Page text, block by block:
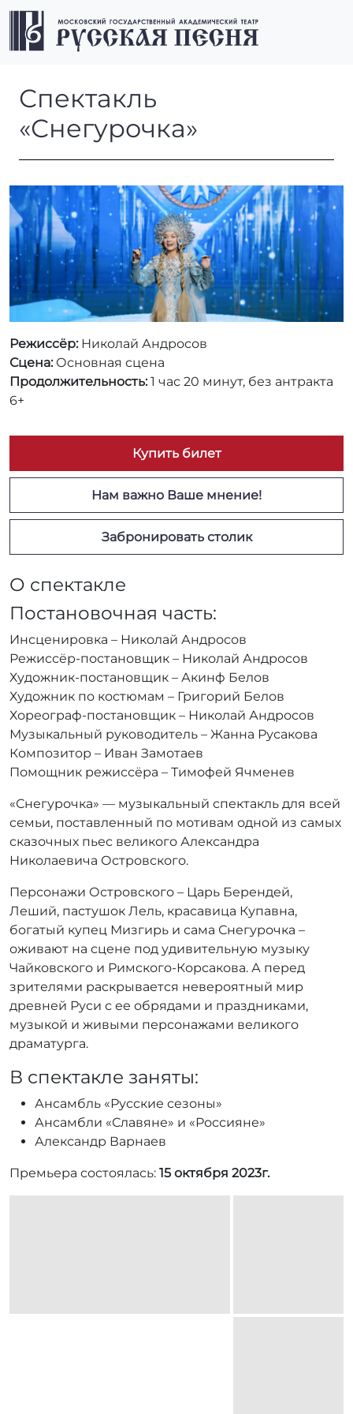
Перейти к содержимому
Перейти к футеру
Спектакль «Снегурочка»
Спектакль
«Снегурочка»
Режиссёр:Николай Андросов
Сцена:Основная сцена
Продолжительность:1 час 20 минут, без антракта
6+
Купить билет
Нам важно Ваше мнение!
Забронировать столик
О спектакле
Постановочная часть:
Инсценировка – Николай Андросов
Режиссёр-постановщик – Николай Андросов
Художник-постановщик – Акинф Белов
Художник по костюмам – Григорий Белов
Хореограф-постановщик – Николай Андросов
Музыкальный руководитель – Жанна Русакова
Композитор – Иван Замотаев
Помощник режиссёра – Тимофей Ячменев
«Снегурочка» — музыкальный спектакль для всей
семьи, поставленный по мотивам одной из самых
сказочных пьес великого Александра
Николаевича Островского.
Персонажи Островского – Царь Берендей,
Леший, пастушок Лель, красавица Купавна,
богатый купец Мизгирь и сама Снегурочка –
оживают на сцене под удивительную музыку
Чайковского и Римского-Корсакова. А перед
зрителями раскрывается невероятный мир
древней Руси с ее обрядами и праздниками,
музыкой и живыми персонажами великого
драматурга.
В спектакле заняты:
Ансамбль «Русские сезоны»
Ансамбли «Славяне» и «Россияне»
Александр Варнаев
Премьера состоялась: 15 октября 2023г.